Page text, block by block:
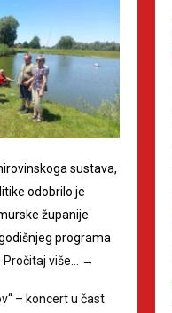
sustava,
odobrilo je
županije
programa
Pročitaj više… →
– koncert u čast